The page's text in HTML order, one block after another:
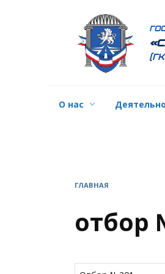
О нас
ГЛАВНАЯ
отбор